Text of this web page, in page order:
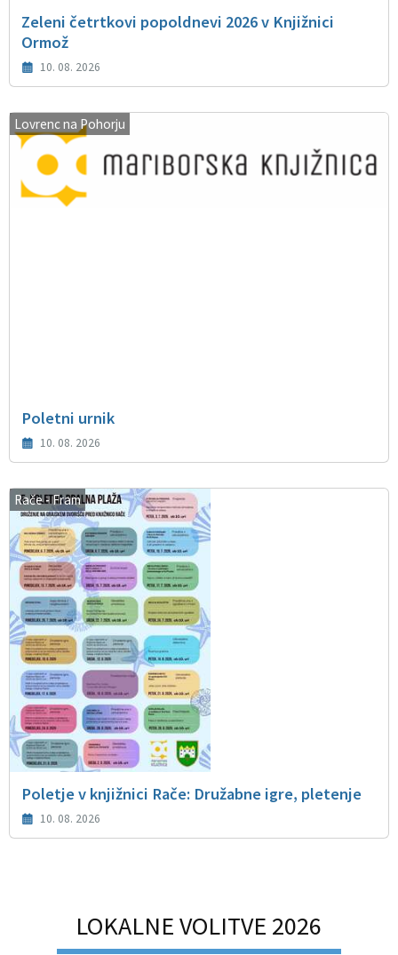
Zeleni četrtkovi popoldnevi 2026 v Knjižnici
Ormož
10. 08. 2026
Lovrenc na Pohorju
Poletni urnik
10. 08. 2026
Rače - Fram
Poletje v knjižnici Rače: Družabne igre, pletenje
10. 08. 2026
LOKALNE VOLITVE 2026